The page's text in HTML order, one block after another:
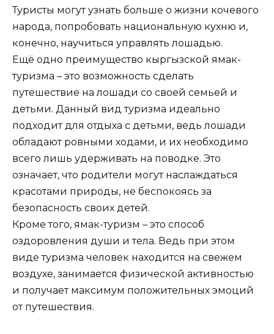
Туристы могут узнать больше о жизни кочевого
народа, попробовать национальную кухню и,
конечно, научиться управлять лошадью.
Ещё одно преимущество кыргызской ямак-
туризма – это возможность сделать
путешествие на лошади со своей семьей и
детьми. Данный вид туризма идеально
подходит для отдыха с детьми, ведь лошади
обладают ровными ходами, и их необходимо
всего лишь удерживать на поводке. Это
означает, что родители могут наслаждаться
красотами природы, не беспокоясь за
безопасность своих детей.
Кроме того, ямак-туризм – это способ
оздоровления души и тела. Ведь при этом
виде туризма человек находится на свежем
воздухе, занимается физической активностью
и получает максимум положительных эмоций
от путешествия.